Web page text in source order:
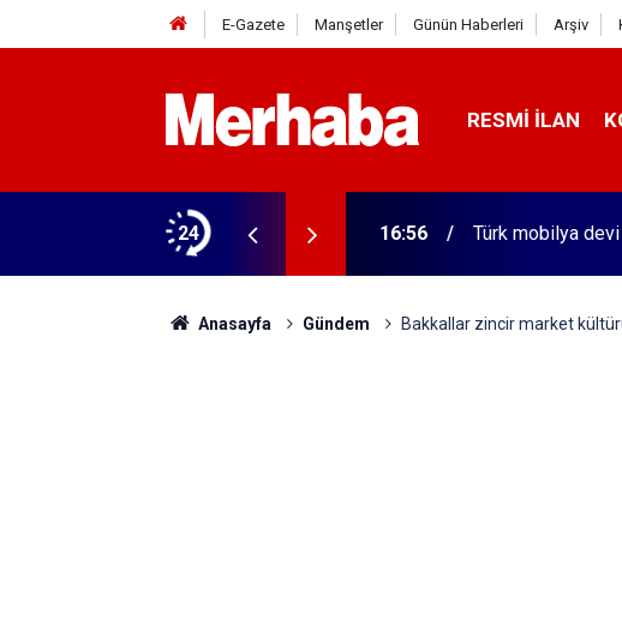
E-Gazete Manşetler Günün Haberleri Arşiv
RESMI İLAN
24
soyguncular yakayı böyle ele verdi 16:56 Türk mobilya devi
Anasayfa Gündem Bakkallar zincir market